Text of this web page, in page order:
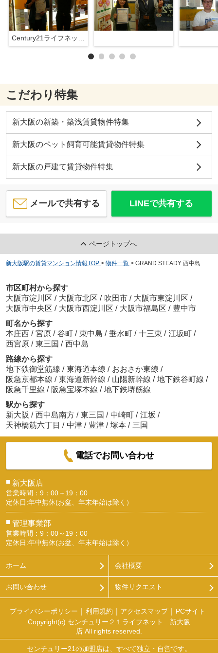
こだわり特集
新大阪の新築・築浅賃貸物件特集
新大阪のペット飼育可能賃貸物件特集
新大阪の戸建て賃貸物件特集
メールで共有する LINEで共有する
ページトップへ
新大阪駅の賃貸マンション情報TOP > 物件一覧 > GRAND STEADY 西中島
市区町村から探す
大阪市淀川区 / 大阪市北区 / 吹田市 / 大阪市東淀川区 /
大阪市中央区 / 大阪市西淀川区 / 大阪市福島区 / 豊中市
町名から探す
本庄西 / 宮原 / 谷町 / 東中島 / 垂水町 / 十三東 / 江坂町 /
西宮原 / 東三国 / 西中島
路線から探す
地下鉄御堂筋線 / 東海道本線 / おおさか東線 /
阪急京都本線 / 東海道新幹線 / 山陽新幹線 / 地下鉄谷町線 /
阪急千里線 / 阪急宝塚本線 / 地下鉄堺筋線
駅から探す
新大阪 / 西中島南方 / 東三国 / 中崎町 / 江坂 /
天神橋筋六丁目 / 中津 / 豊津 / 塚本 / 三国
電話でお問い合わせ
■ 新大阪店
営業時間：9：00～19：00
定休日:年中無休(お盆、年末年始は除く）
■ 管理事業部
営業時間：9：00～19：00
定休日:年中無休(お盆、年末年始は除く）
ホーム 会社概要
お問い合わせ 物件リクエスト
プライバシーポリシー 利用規約 アクセスマップ
PCサイト
Copyright(c) センチュリー２１ライフネット 新大阪
店 All rights reserved.
センチュリー21の加盟店は、すべて独立・自営です。